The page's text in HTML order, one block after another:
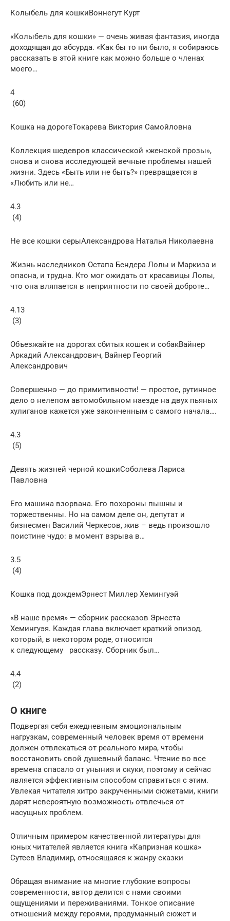
Колыбель для кошкиВоннегут Курт
«Колыбель для кошки» — очень живая фантазия, иногда
доходящая до абсурда. «Как бы то ни было, я собираюсь
рассказать в этой книге как можно больше о членах
моего…
4
(60)
Кошка на дорогеТокарева Виктория Самойловна
Коллекция шедевров классической «женской прозы»,
снова и снова исследующей вечные проблемы нашей
жизни. Здесь «Быть или не быть?» превращается в
«Любить или не…
4.3
(4)
Не все кошки серыАлександрова Наталья Николаевна
Жизнь наследников Остапа Бендера Лолы и Маркиза и
опасна, и трудна. Кто мог ожидать от красавицы Лолы,
что она вляпается в неприятности по своей доброте…
4.13
(3)
Объезжайте на дорогах сбитых кошек и собакВайнер
Аркадий Александрович, Вайнер Георгий
Александрович
Совершенно — до примитивности! — простое, рутинное
дело о нелепом автомобильном наезде на двух пьяных
хулиганов кажется уже законченным с самого начала….
4.3
(5)
Девять жизней черной кошкиСоболева Лариса
Павловна
Его машина взорвана. Его похороны пышны и
торжественны. Но на самом деле он, депутат и
бизнесмен Василий Черкесов, жив – ведь произошло
поистине чудо: в момент взрыва в…
3.5
(4)
Кошка под дождемЭрнест Миллер Хемингуэй
«В наше время» — сборник рассказов Эрнеста
Хемингуэя. Каждая глава включает краткий эпизод,
который, в некотором роде, относится
к следующему рассказу. Сборник был…
4.4
(2)
О книге
Подвергая себя ежедневным эмоциональным
нагрузкам, современный человек время от времени
должен отвлекаться от реального мира, чтобы
восстановить свой душевный баланс. Чтение во все
времена спасало от уныния и скуки, поэтому и сейчас
является эффективным способом справиться с этим.
Увлекая читателя хитро закрученными сюжетами, книги
дарят невероятную возможность отвлечься от
насущных проблем.
Отличным примером качественной литературы для
юных читателей является книга «Капризная кошка»
Сутеев Владимир, относящаяся к жанру сказки
Обращая внимание на многие глубокие вопросы
современности, автор делится с нами своими
ощущениями и переживаниями. Тонкое описание
отношений между героями, продуманный сюжет и